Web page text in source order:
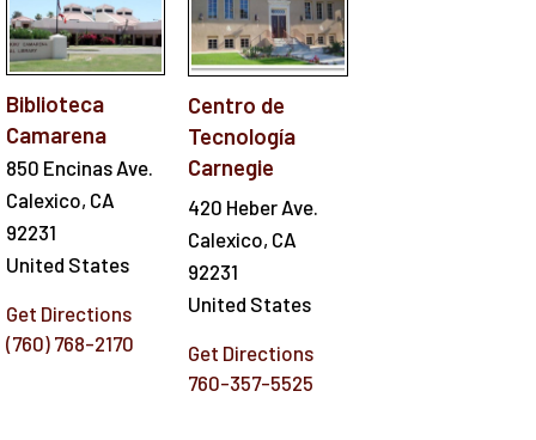
Biblioteca
Camarena
850 Encinas Ave.
Calexico, CA
92231
United States
Get Directions
(760) 768-2170
Centro de
Tecnología
Carnegie
420 Heber Ave.
Calexico, CA
92231
United States
Get Directions
760-357-5525